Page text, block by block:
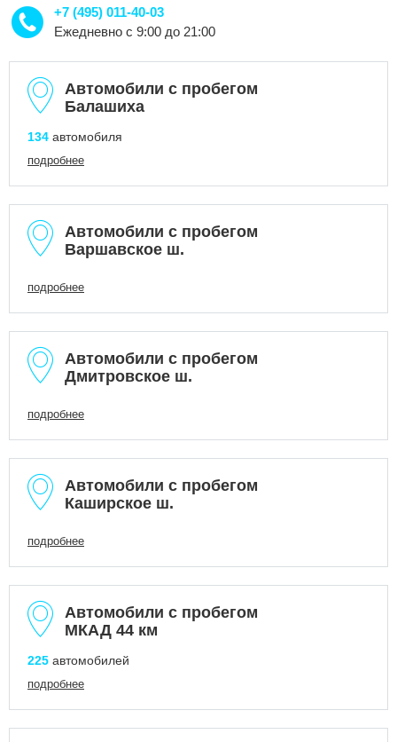
+7 (495) 011-40-03
Ежедневно с 9:00 до 21:00
Автомобили с пробегом
Балашиха
134 автомобиля
подробнее
Автомобили с пробегом
Варшавское ш.
подробнее
Автомобили с пробегом
Дмитровское ш.
подробнее
Автомобили с пробегом
Каширское ш.
подробнее
Автомобили с пробегом
МКАД 44 км
225 автомобилей
подробнее